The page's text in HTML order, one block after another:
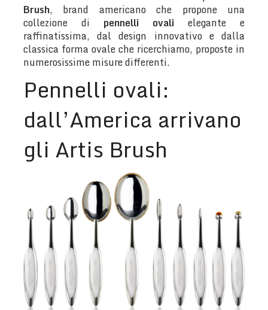
Brush, brand americano che propone una
collezione di pennelli ovali elegante e
raffinatissima, dal design innovativo e dalla
classica forma ovale che ricerchiamo, proposte in
numerosissime misure differenti.
Pennelli ovali:
dall’America arrivano
gli Artis Brush